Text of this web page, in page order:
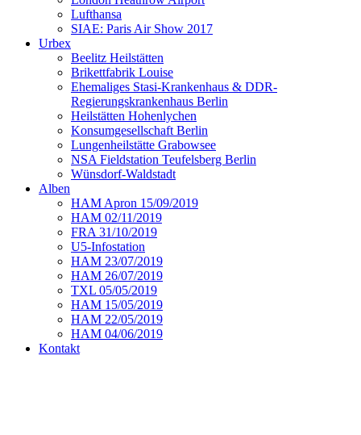
Lufthansa
SIAE: Paris Air Show 2017
Urbex
Beelitz Heilstätten
Brikettfabrik Louise
Ehemaliges Stasi-Krankenhaus & DDR-
Regierungskrankenhaus Berlin
Heilstätten Hohenlychen
Konsumgesellschaft Berlin
Lungenheilstätte Grabowsee
NSA Fieldstation Teufelsberg Berlin
Wünsdorf-Waldstadt
Alben
HAM Apron 15/09/2019
HAM 02/11/2019
FRA 31/10/2019
U5-Infostation
HAM 23/07/2019
HAM 26/07/2019
TXL 05/05/2019
HAM 15/05/2019
HAM 22/05/2019
HAM 04/06/2019
Kontakt